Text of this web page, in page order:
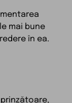
mai bune
în ea.